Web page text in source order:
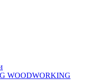
WOODWORKING